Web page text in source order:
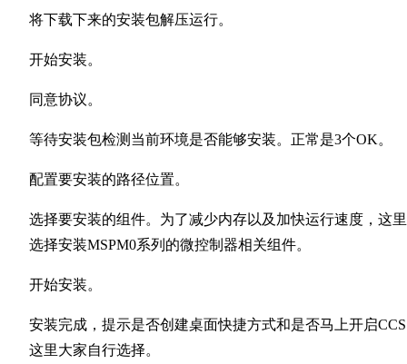
将下载下来的安装包解压运行。
开始安装。
同意协议。
等待安装包检测当前环境是否能够安装。正常是3个OK。
配置要安装的路径位置。
选择要安装的组件。为了减少内存以及加快运行速度，这
选择安装MSPM0系列的微控制器相关组件。
开始安装。
安装完成，提示是否创建桌面快捷方式和是否马上开启
这里大家自行选择。